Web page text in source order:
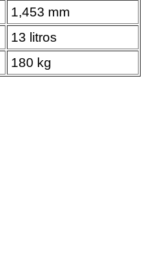
1,453 mm
13 litros
180 kg